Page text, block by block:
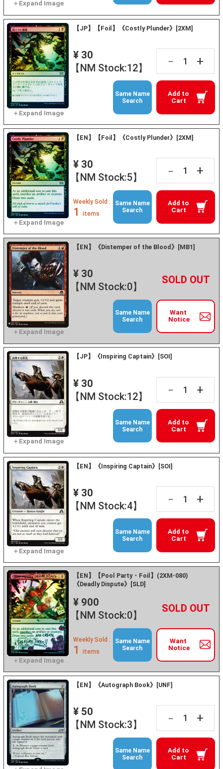
【JP】【Foil】《Costly Plunder》[2XM]
¥ 30
【NM Stock:12】
－ +
Add to
Cart
Same Name
Search
【EN】【Foil】《Costly Plunder》[2XM]
¥ 30
【NM Stock:5】
－ +
Add to
Cart
Weekly Sold :
1 items
Same Name
Search
【EN】《Distemper of the Blood》[MB1]
¥ 30
【NM Stock:0】
－ +
Want
Notice
Same Name
Search
【JP】《Inspiring Captain》[SOI]
¥ 30
【NM Stock:12】
－ +
Add to
Cart
Same Name
Search
【EN】《Inspiring Captain》[SOI]
¥ 30
【NM Stock:4】
－ +
Add to
Cart
Same Name
Search
【EN】【Pool Party・Foil】(2XM-080)
《Deadly Dispute》[SLD]
¥ 900
【NM Stock:0】
－ +
Want
Notice
Weekly Sold :
1 items
Same Name
Search
【EN】《Autograph Book》[UNF]
¥ 50
【NM Stock:3】
－ +
Add to
Cart
Same Name
Search